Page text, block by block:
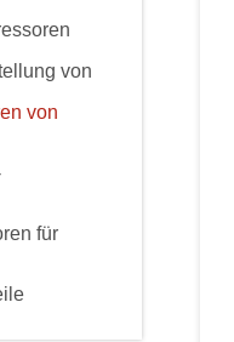
von
von
für